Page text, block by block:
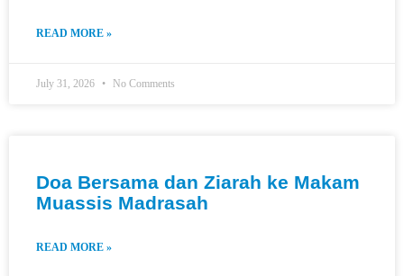
READ MORE »
July 31, 2026 No Comments
Doa Bersama dan Ziarah ke Makam
Muassis Madrasah
READ MORE »